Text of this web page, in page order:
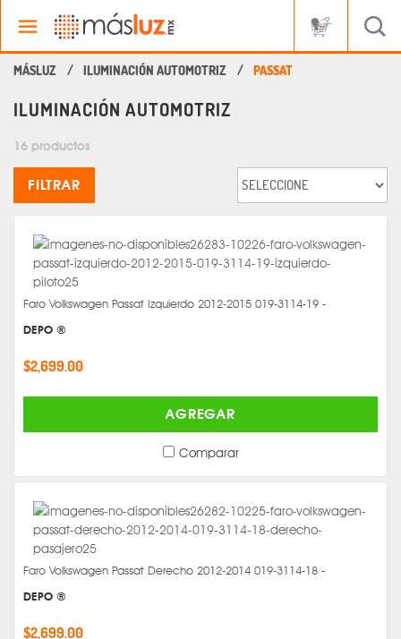
ILUMINACIÓN AUTOMOTRIZ PASSAT
ILUMINACIÓN AUTOMOTRIZ
16 productos
FILTRAR
Faro Volkswagen Passat Izquierdo 2012-2015 019-3114-19 -
DEPO ®
$2,699.00
AGREGAR
Comparar
Faro Volkswagen Passat Derecho 2012-2014 019-3114-18 -
DEPO ®
$2,699.00